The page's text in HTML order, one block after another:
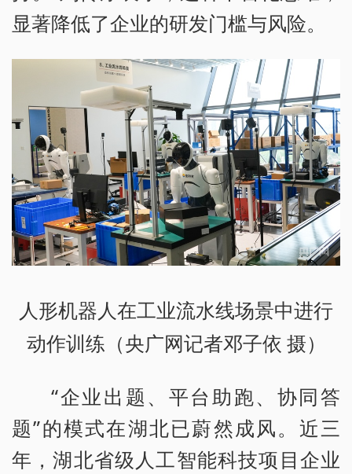
显著降低了企业的研发门槛与风险。
人形机器人在工业流水线场景中进行
动作训练（央广网记者邓子依 摄）
“企业出题、平台助跑、协同答
题”的模式在湖北已蔚然成风。近三
年，湖北省级人工智能科技项目企业